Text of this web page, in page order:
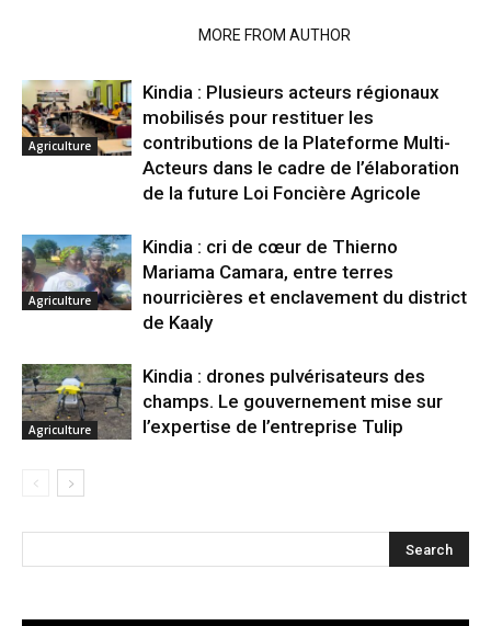
MORE FROM AUTHOR
Agriculture
Kindia : Plusieurs acteurs régionaux
mobilisés pour restituer les
contributions de la Plateforme Multi-
Acteurs dans le cadre de l’élaboration
de la future Loi Foncière Agricole
Agriculture
Kindia : cri de cœur de Thierno
Mariama Camara, entre terres
nourricières et enclavement du district
de Kaaly
Agriculture
Kindia : drones pulvérisateurs des
champs. Le gouvernement mise sur
l’expertise de l’entreprise Tulip